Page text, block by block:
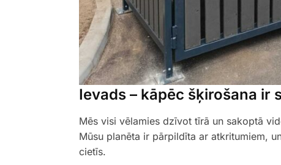
Ievads – kāpēc šķirošana ir
Mēs visi vēlamies dzīvot tīrā un sakoptā
Mūsu planēta ir pārpildīta ar atkritumiem,
cietīs.